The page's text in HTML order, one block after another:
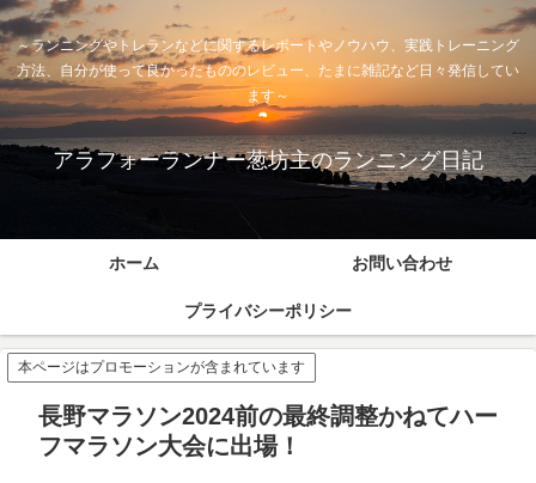
～ランニングやトレランなどに関するレポートやノウハウ、実践トレーニング
方法、自分が使って良かったもののレビュー、たまに雑記など日々発信してい
ます～
アラフォーランナー葱坊主のランニング日記
ホーム お問い合わせ
プライバシーポリシー
本ページはプロモーションが含まれています
長野マラソン2024前の最終調整かねてハー
フマラソン大会に出場！